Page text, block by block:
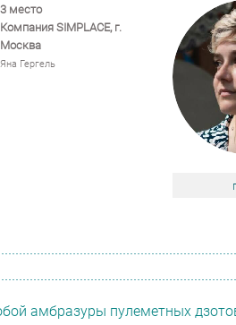
3 место
Компания SIMPLACE,г.
Москва
Яна Гергель
амбразуры пулеметных